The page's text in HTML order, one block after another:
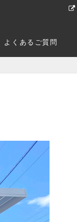
よくあるご質問